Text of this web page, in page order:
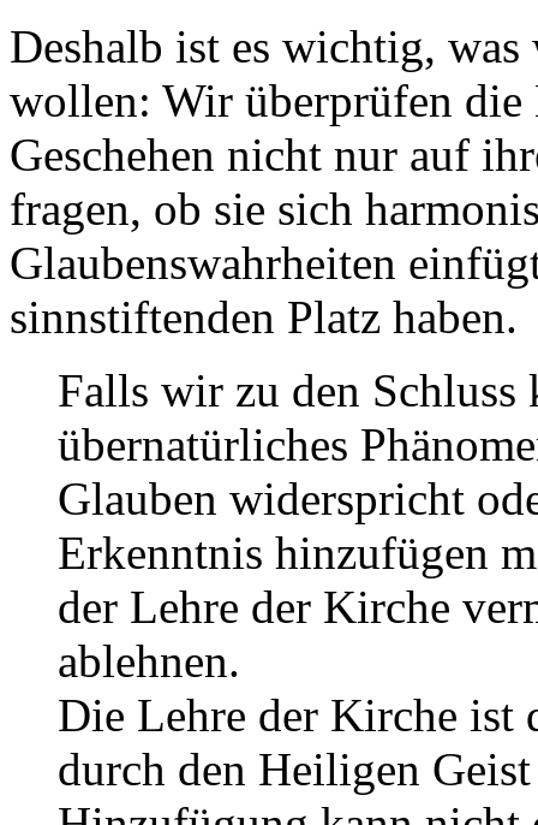
Deshalb ist es wichtig,
wollen: Wir überprüfen die
Geschehen nicht nur auf
fragen, ob sie sich
Glaubenswahrheiten
sinnstiftenden Platz haben.
Falls wir zu den Schluss
übernatürliches
Glauben widerspricht
Erkenntnis hinzufügen
der Lehre der Kirche
ablehnen.
Die Lehre der Kirche ist
durch den Heiligen